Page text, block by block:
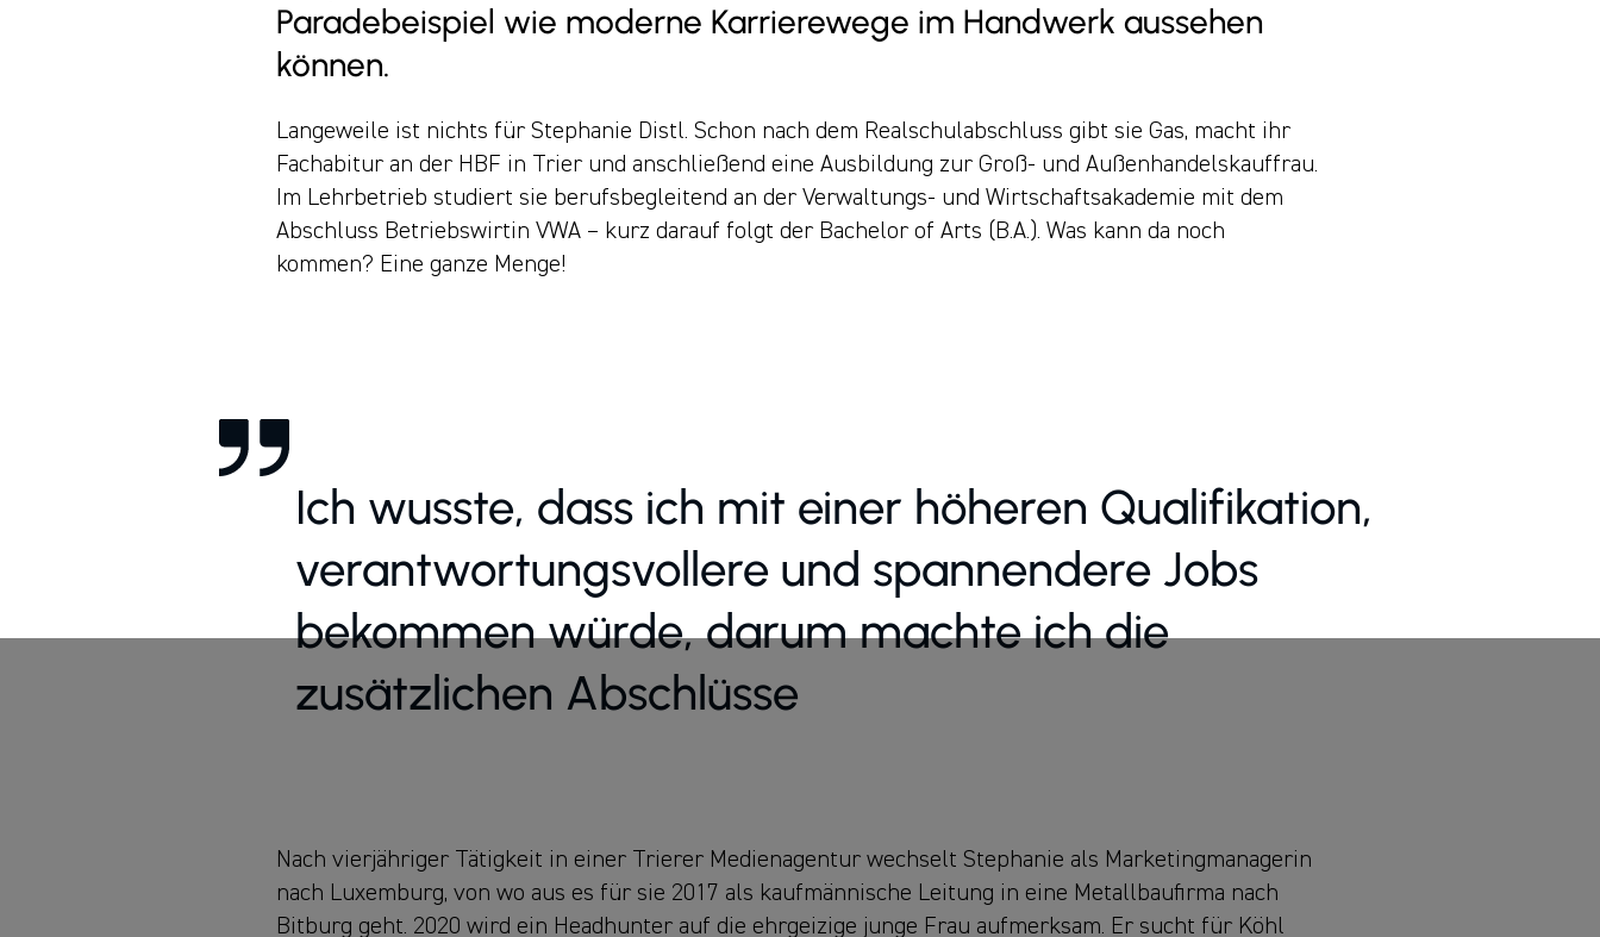
Paradebeispiel wie moderne Karrierewege im Handwerk aussehen
können.
Langeweile ist nichts für Stephanie Distl. Schon nach dem Realschulabschluss gibt sie Gas, macht ihr
Fachabitur an der HBF in Trier und anschließend eine Ausbildung zur Groß- und Außenhandelskauffrau.
Im Lehrbetrieb studiert sie berufsbegleitend an der Verwaltungs- und Wirtschaftsakademie mit dem
Abschluss Betriebswirtin VWA – kurz darauf folgt der Bachelor of Arts (B.A.). Was kann da noch
kommen? Eine ganze Menge!
Ich wusste, dass ich mit einer höheren Qualifikation,
verantwortungsvollere und spannendere Jobs
bekommen würde, darum machte ich die
zusätzlichen Abschlüsse
Nach vierjähriger Tätigkeit in einer Trierer Medienagentur wechselt Stephanie als Marketingmanagerin
nach Luxemburg, von wo aus es für sie 2017 als kaufmännische Leitung in eine Metallbaufirma nach
Bitburg geht. 2020 wird ein Headhunter auf die ehrgeizige junge Frau aufmerksam. Er sucht für Köhl